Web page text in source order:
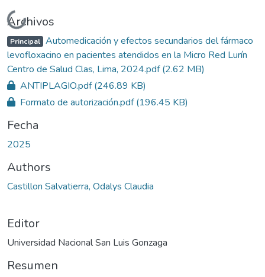
Cargando...
Archivos
Principal Automedicación y efectos secundarios del fármaco
levofloxacino en pacientes atendidos en la Micro Red Lurín
Centro de Salud Clas, Lima, 2024.pdf(2.62 MB)
ANTIPLAGIO.pdf(246.89 KB)
Formato de autorización.pdf(196.45 KB)
Fecha
2025
Authors
Castillon Salvatierra, Odalys Claudia
Editor
Universidad Nacional San Luis Gonzaga
Resumen